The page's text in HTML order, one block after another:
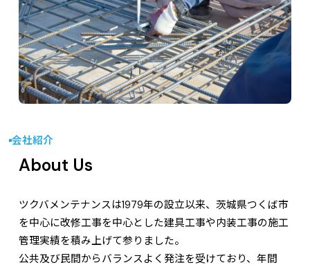
会社紹介
About Us
​ツクバメンテナンスは1979年の設立以来、茨城県つくば市
を中心に改修工事を中心とした建具工事や内装工事の施工
管理実績を積み上げて参りました。
公共及び民間からバランスよく発注を受けており、年間